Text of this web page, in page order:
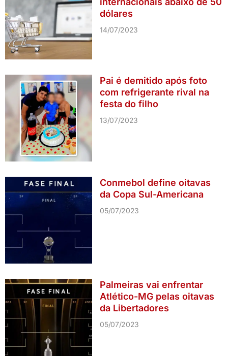
dólares
14/07/2023
Pai é demitido após foto
com refrigerante rival na
festa do filho
13/07/2023
Conmebol define oitavas
da Copa Sul-Americana
05/07/2023
Palmeiras vai enfrentar
Atlético-MG pelas oitavas
da Libertadores
05/07/2023